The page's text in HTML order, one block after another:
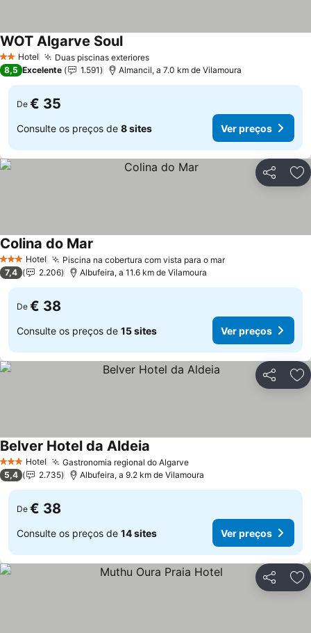
2 Estrelas
Hotel Duas piscinas exterioresVer preços
WOT Algarve SoulVer preços
8,5 Excelente 1.591 Almancil, a 7.0 km de Vilamoura
De € 35
Consulte os preços de 8 sites Ver preços
Partilhar
3 EstrelasHotel Piscina na cobertura com vista para o marVer preços
Colina do Mar
7,4 2.206 Albufeira, a 11.6 km de Vilamoura
De € 38
Consulte os preços de 15 sites Ver preços
Partilhar
3 EstrelasHotel Gastronomia regional do AlgarveVer preços
Belver Hotel da Aldeia
5,4 2.735 Albufeira, a 9.2 km de Vilamoura
De € 38
Consulte os preços de 14 sites Ver preços
Partilhar